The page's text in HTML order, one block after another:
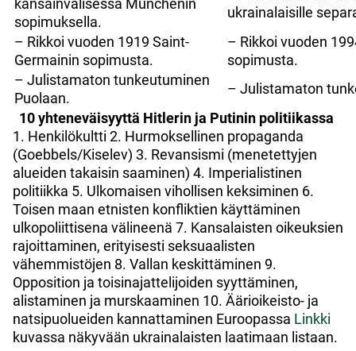
kansainvälisessä Munchenin
sopimuksella.
ukrainalaisille
– Rikkoi vuoden 1919 Saint-
Germainin sopimusta.
– Rikkoi vuoden
sopimusta.
– Julistamaton tunkeutuminen
Puolaan.
– Julistamaton
10 yhteneväisyyttä Hitlerin ja Putinin politiikassa
1. Henkilökultti 2. Hurmoksellinen propaganda
(Goebbels/Kiselev) 3. Revansismi (menetettyjen
alueiden takaisin saaminen) 4. Imperialistinen
politiikka 5. Ulkomaisen vihollisen keksiminen 6.
Toisen maan etnisten konfliktien käyttäminen
ulkopoliittisena välineenä 7. Kansalaisten oikeuksien
rajoittaminen, erityisesti seksuaalisten
vähemmistöjen 8. Vallan keskittäminen 9.
Opposition ja toisinajattelijoiden syyttäminen,
alistaminen ja murskaaminen 10. Äärioikeisto- ja
natsipuolueiden kannattaminen Euroopassa Linkki
kuvassa näkyvään ukrainalaisten laatimaan listaan.